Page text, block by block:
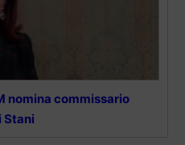
nomina commissario
Stani